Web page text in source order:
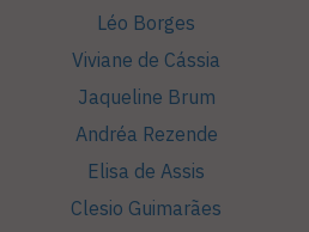
Léo Borges
Viviane de Cássia
Jaqueline Brum
Andréa Rezende
Elisa de Assis
Clesio Guimarães